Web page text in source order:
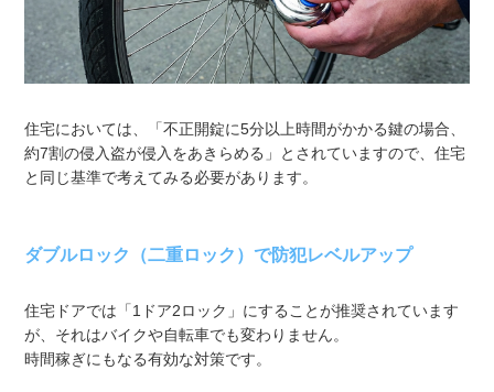
住宅においては、「不正開錠に5分以上時間がかかる鍵の場合、
約7割の侵入盗が侵入をあきらめる」とされていますので、住宅
と同じ基準で考えてみる必要があります。
ダブルロック（二重ロック）で防犯レベルアップ
住宅ドアでは「1ドア2ロック」にすることが推奨されています
が、それはバイクや自転車でも変わりません。
時間稼ぎにもなる有効な対策です。